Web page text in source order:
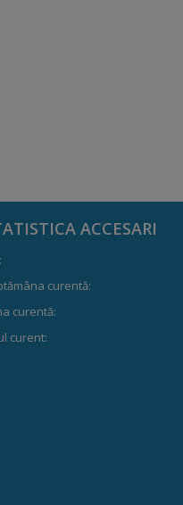
ACCESARI
curentă:
curentă:
curent: